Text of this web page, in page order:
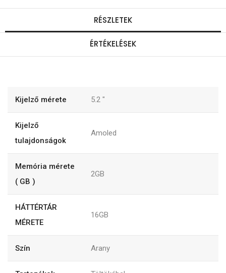
RÉSZLETEK
ÉRTÉKELÉSEK
Kijelző mérete 5.2 "
Kijelző
tulajdonságok
Amoled
Memória mérete
( GB )
2GB
HÁTTÉRTÁR
MÉRETE
16GB
Szín Arany